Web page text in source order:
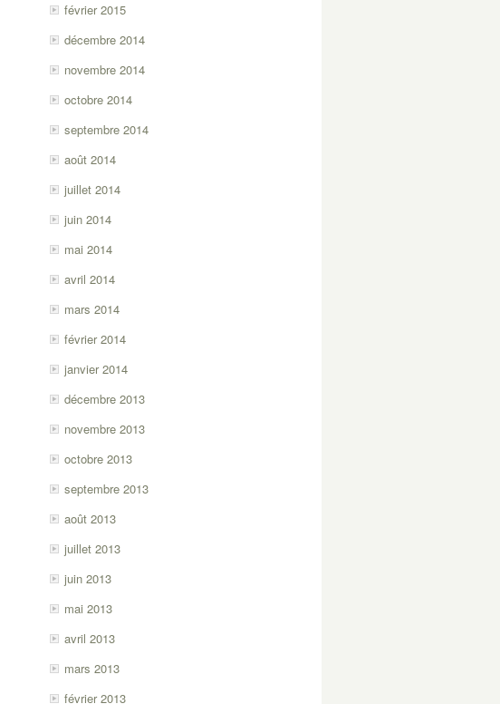
février 2015
décembre 2014
novembre 2014
octobre 2014
septembre 2014
août 2014
juillet 2014
juin 2014
mai 2014
avril 2014
mars 2014
février 2014
janvier 2014
décembre 2013
novembre 2013
octobre 2013
septembre 2013
août 2013
juillet 2013
juin 2013
mai 2013
avril 2013
mars 2013
février 2013